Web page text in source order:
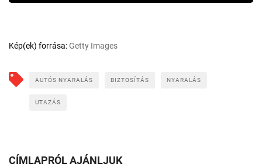
Kép(ek) forrása:Getty Images
AUTÓS NYARALÁS BIZTOSÍTÁS NYARALÁS
UTAZÁS
CÍMLAPRÓL AJÁNLJUK